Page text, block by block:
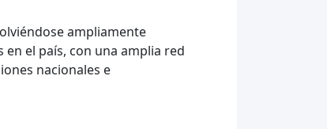
ampliamente
en el país, con una amplia red
nacionales e